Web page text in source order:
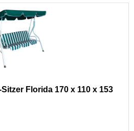
Florida 170 x 110 x 153